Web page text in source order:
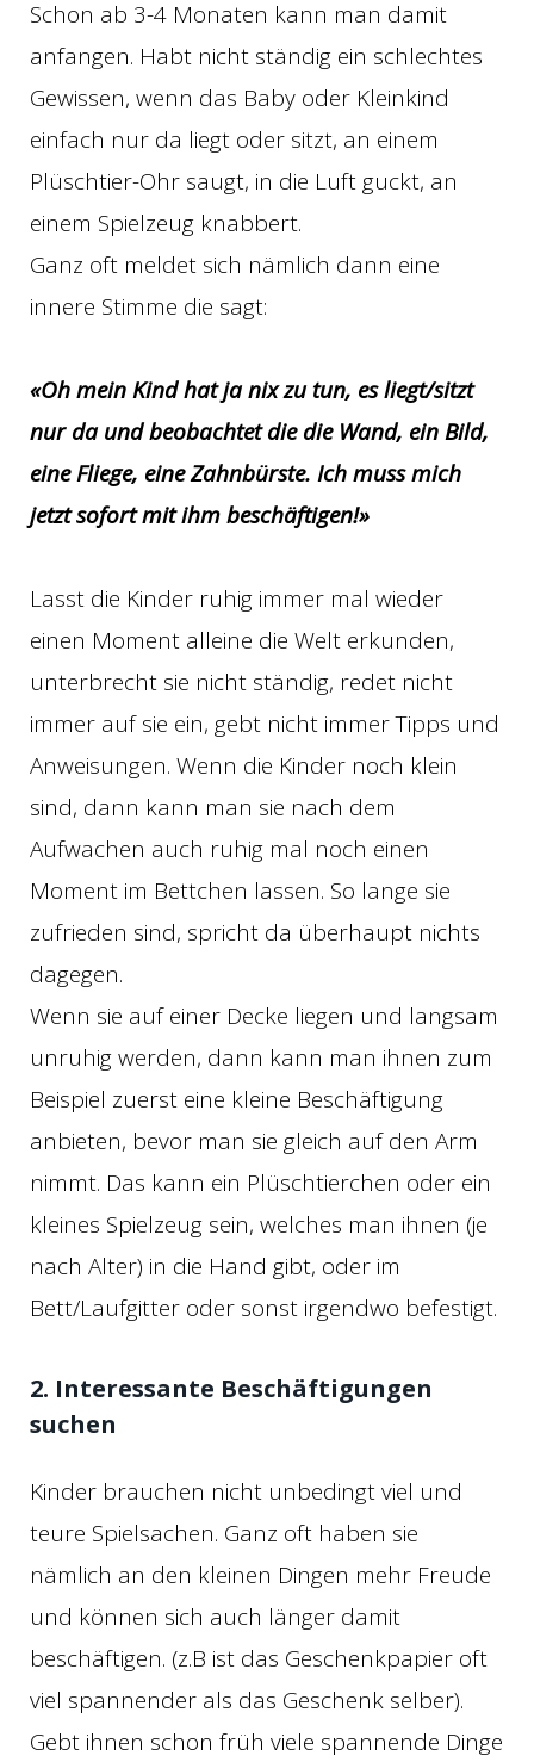
Schon ab 3-4 Monaten kann man damit
anfangen. Habt nicht ständig ein schlechtes
Gewissen, wenn das Baby oder Kleinkind
einfach nur da liegt oder sitzt, an einem
Plüschtier-Ohr saugt, in die Luft guckt, an
einem Spielzeug knabbert.
Ganz oft meldet sich nämlich dann eine
innere Stimme die sagt:
«Oh mein Kind hat ja nix zu tun, es liegt/sitzt
nur da und beobachtet die die Wand, ein Bild,
eine Fliege, eine Zahnbürste. Ich muss mich
jetzt sofort mit ihm beschäftigen!»
Lasst die Kinder ruhig immer mal wieder
einen Moment alleine die Welt erkunden,
unterbrecht sie nicht ständig, redet nicht
immer auf sie ein, gebt nicht immer Tipps und
Anweisungen. Wenn die Kinder noch klein
sind, dann kann man sie nach dem
Aufwachen auch ruhig mal noch einen
Moment im Bettchen lassen. So lange sie
zufrieden sind, spricht da überhaupt nichts
dagegen.
Wenn sie auf einer Decke liegen und langsam
unruhig werden, dann kann man ihnen zum
Beispiel zuerst eine kleine Beschäftigung
anbieten, bevor man sie gleich auf den Arm
nimmt. Das kann ein Plüschtierchen oder ein
kleines Spielzeug sein, welches man ihnen (je
nach Alter) in die Hand gibt, oder im
Bett/Laufgitter oder sonst irgendwo befestigt.
2. Interessante Beschäftigungen
suchen
Kinder brauchen nicht unbedingt viel und
teure Spielsachen. Ganz oft haben sie
nämlich an den kleinen Dingen mehr Freude
und können sich auch länger damit
beschäftigen. (z.B ist das Geschenkpapier oft
viel spannender als das Geschenk selber).
Gebt ihnen schon früh viele spannende Dinge